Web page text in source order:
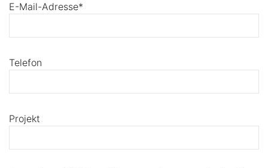
E-Mail-Adresse*
Telefon
Projekt